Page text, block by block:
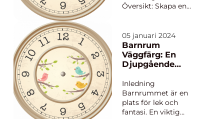
Översikt: Skapa en
barnrummet
Barnrum är en plats
där kreativitet, fantasi
och lek tar plats.
används i inredningen
spelar en avgö...
05 januari 2024
Barnrum
Väggfärg: En
Djupgående
Inledning
Barnrummet är en
plats för lek och
fantasi. En viktig